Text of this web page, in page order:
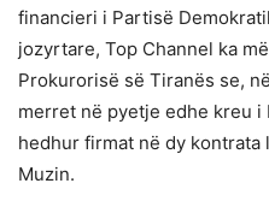
financieri i Partisë
jozyrtare, Top Channel ka
Prokurorisë së Tiranës se,
merret në pyetje edhe kreu i
hedhur firmat në dy
Muzin.